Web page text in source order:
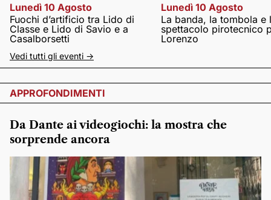
Lunedì 10 Agosto
Fuochi d’artificio tra Lido di
Classe e Lido di Savio e a
Casalborsetti
Lunedì 10 Agosto
La banda, la tombola e
spettacolo pirotecnico
Lorenzo
Vedi tutti gli eventi ->
APPROFONDIMENTI
Da Dante ai videogiochi: la mostra che
sorprende ancora